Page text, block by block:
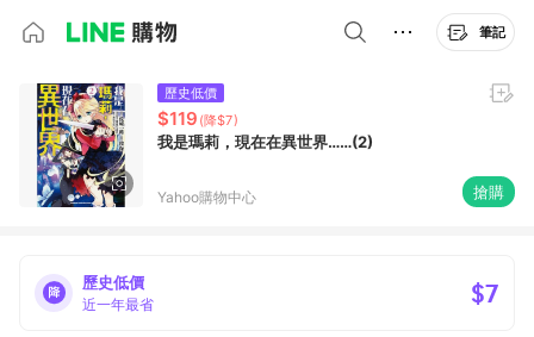
筆記
歷史低價
$119 (降$7)
我是瑪莉，現在在異世界……(2)
Yahoo購物中心 搶購
歷史低價
近一年最省 $7